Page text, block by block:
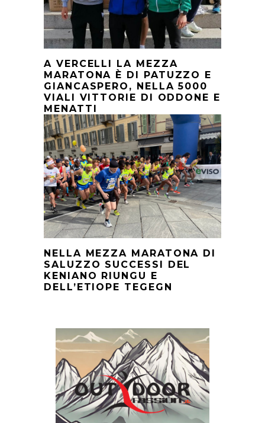
A VERCELLI LA MEZZA
MARATONA È DI PATUZZO E
GIANCASPERO, NELLA 5000
VIALI VITTORIE DI ODDONE E
MENATTI
NELLA MEZZA MARATONA DI
SALUZZO SUCCESSI DEL
KENIANO RIUNGU E
DELL’ETIOPE TEGEGN